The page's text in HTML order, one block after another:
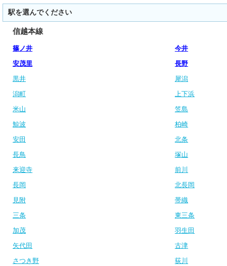
駅を選んでください
信越本線
篠ノ井
今井
安茂里
長野
黒井
犀潟
潟町
上下浜
米山
笠島
鯨波
柏崎
安田
北条
長鳥
塚山
来迎寺
前川
長岡
北長岡
見附
帯織
三条
東三条
加茂
羽生田
矢代田
古津
さつき野
荻川